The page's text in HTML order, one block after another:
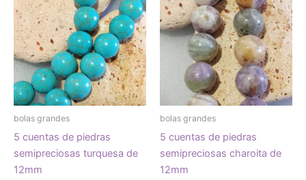
bolas grandes
5 cuentas de piedras
semipreciosas turquesa de
12mm
bolas grandes
5 cuentas de piedras
semipreciosas charoita de
12mm